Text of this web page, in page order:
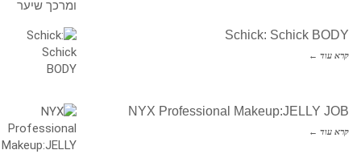
Schick: Schick BODY
קרא עוד ←
NYX Professional Makeup:JELLY JOB
קרא עוד ←